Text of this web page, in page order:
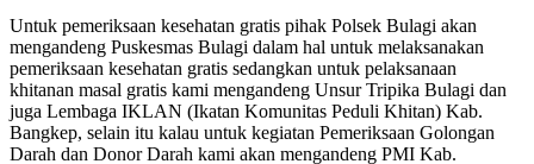
Untuk pemeriksaan kesehatan gratis pihak Polsek Bulagi akan
mengandeng Puskesmas Bulagi dalam hal untuk melaksanakan
pemeriksaan kesehatan gratis sedangkan untuk pelaksanaan
khitanan masal gratis kami mengandeng Unsur Tripika Bulagi dan
juga Lembaga IKLAN (Ikatan Komunitas Peduli Khitan) Kab.
Bangkep, selain itu kalau untuk kegiatan Pemeriksaan Golongan
Darah dan Donor Darah kami akan mengandeng PMI Kab.